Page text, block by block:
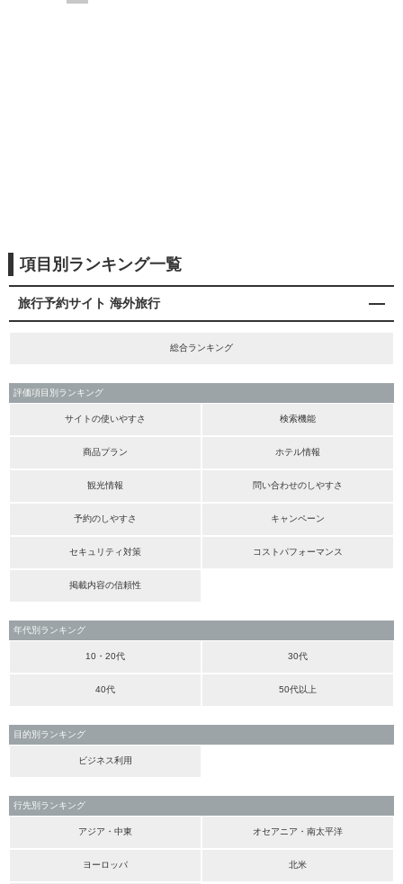
項目別ランキング一覧
旅行予約サイト 海外旅行
総合ランキング
評価項目別ランキング
サイトの使いやすさ 検索機能
商品プラン ホテル情報
観光情報 問い合わせのしやすさ
予約のしやすさ キャンペーン
セキュリティ対策 コストパフォーマンス
掲載内容の信頼性
年代別ランキング
10・20代 30代
40代 50代以上
目的別ランキング
ビジネス利用
行先別ランキング
アジア・中東 オセアニア・南太平洋
ヨーロッパ 北米